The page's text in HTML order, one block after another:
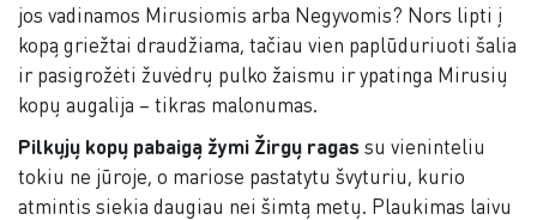
jos vadinamos Mirusiomis arba Negyvomis? Nors lipti į
kopą griežtai draudžiama, tačiau vien paplūduriuoti šalia
ir pasigrožėti žuvėdrų pulko žaismu ir ypatinga Mirusių
kopų augalija – tikras malonumas.
Pilkųjų kopų pabaigą žymi Žirgų ragassu vieninteliu
tokiu ne jūroje, o mariose pastatytu švyturiu, kurio
atmintis siekia daugiau nei šimtą metų. Plaukimas laivu